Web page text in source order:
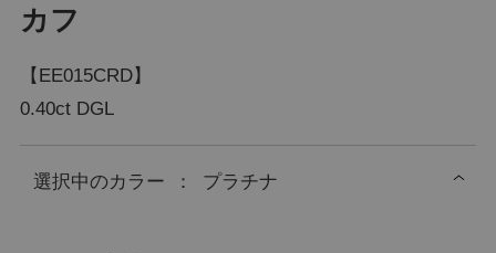
カフ
【EE015CRD】
0.40ct DGL
選択中のカラー ： プラチナ